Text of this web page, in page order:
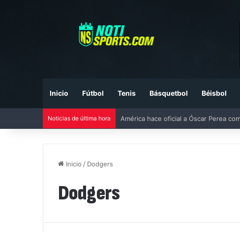
Inicio Fútbol Tenis Básquetbol Béisbol
Noticias de última hora
Inicio / Dodgers
Dodgers